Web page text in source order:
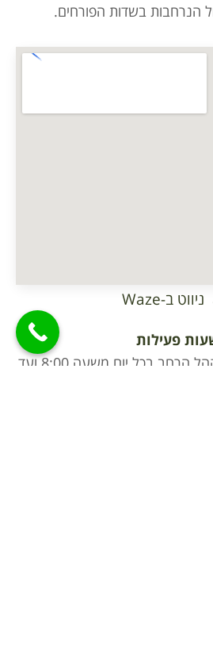
הנרחבות בשדות הפורחים.
ניווט ב-Waze
פעילות
חנות המשק פתוחה לקהל הרחב בכל יום משעה 8:00 ועד